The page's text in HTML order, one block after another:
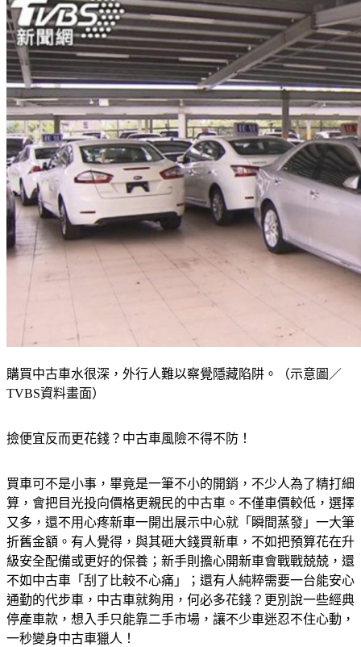
購買中古車水很深，外行人難以察覺隱藏陷阱。（示意圖／
TVBS資料畫面）
撿便宜反而更花錢？中古車風險不得不防！
買車可不是小事，畢竟是一筆不小的開銷，不少人為了精打細
算，會把目光投向價格更親民的中古車。不僅車價較低，選擇
又多，還不用心疼新車一開出展示中心就「瞬間蒸發」一大筆
折舊金額。有人覺得，與其砸大錢買新車，不如把預算花在升
級安全配備或更好的保養；新手則擔心開新車會戰戰兢兢，還
不如中古車「刮了比較不心痛」；還有人純粹需要一台能安心
通勤的代步車，中古車就夠用，何必多花錢？更別說一些經典
停產車款，想入手只能靠二手市場，讓不少車迷忍不住心動，
一秒變身中古車獵人！